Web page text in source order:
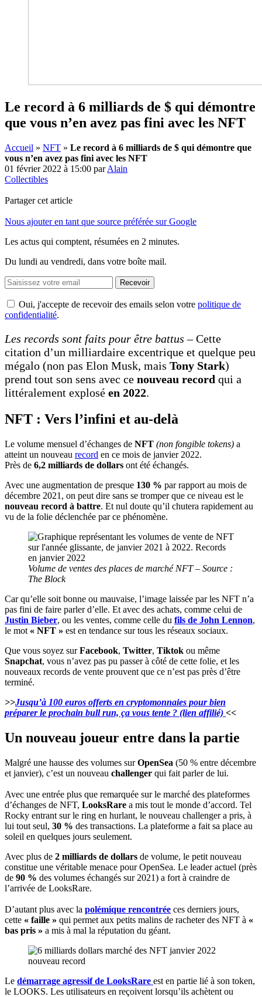
Le record à 6 milliards de $ qui démontre
que vous n’en avez pas fini avec les NFT
Accueil » NFT » Le record à 6 milliards de $ qui démontre que
vous n’en avez pas fini avec les NFT
01 février 2022 à 15:00 parAlain
Collectibles
Partager cet article
Nous ajouter en tant que source préférée sur Google
Les actus qui comptent, résumées en 2 minutes.
Du lundi au vendredi, dans votre boîte mail.
Recevoir
Oui, j'accepte de recevoir des emails selon votre politique de
confidentialité.
Les records sont faits pour être battus – Cette
citation d’un milliardaire excentrique et quelque peu
mégalo (non pas Elon Musk, mais Tony Stark)
prend tout son sens avec ce nouveau record qui a
littéralement explosé en 2022.
NFT : Vers l’infini et au-delà
Le volume mensuel d’échanges de NFT (non fongible tokens) a
atteint un nouveau record en ce mois de janvier 2022.
Près de 6,2 milliards de dollars ont été échangés.
Avec une augmentation de presque 130 % par rapport au mois de
décembre 2021, on peut dire sans se tromper que ce niveau est le
nouveau record à battre. Et nul doute qu’il chutera rapidement au
vu de la folie déclenchée par ce phénomène.
Volume de ventes des places de marché NFT – Source :
The Block
Car qu’elle soit bonne ou mauvaise, l’image laissée par les NFT n’a
pas fini de faire parler d’elle. Et avec des achats, comme celui de
Justin Bieber, ou les ventes, comme celle du fils de John Lennon,
le mot « NFT » est en tendance sur tous les réseaux sociaux.
Que vous soyez surFacebook, Twitter, Tiktok ou même
Snapchat, vous n’avez pas pu passer à côté de cette folie, et les
nouveaux records de vente prouvent que ce n’est pas près d’être
terminé.
>>Jusqu’à 100 euros offerts en cryptomonnaies pour bien
préparer le prochain bull run, ça vous tente ? (lien affilié) <<
Un nouveau joueur entre dans la partie
Malgré une hausse des volumes surOpenSea (50 % entre décembre
et janvier), c’est un nouveau challenger qui fait parler de lui.
Avec une entrée plus que remarquée sur le marché des plateformes
d’échanges de NFT, LooksRare a mis tout le monde d’accord. Tel
Rocky entrant sur le ring en hurlant, le nouveau challenger a pris, à
lui tout seul, 30 % des transactions. La plateforme a fait sa place au
soleil en quelques jours seulement.
Avec plus de 2 milliards de dollars de volume, le petit nouveau
constitue une véritable menace pour OpenSea. Le leader actuel (près
de 90 % des volumes échangés sur 2021) a fort à craindre de
l’arrivée de LooksRare.
D’autant plus avec la polémique rencontrée ces derniers jours,
cette « faille » qui permet aux petits malins de racheter des NFT à «
bas pris » a mis à mal la réputation du géant.
Le démarrage agressif de LooksRare est en partie lié à son token,
le LOOKS. Les utilisateurs en reçoivent lorsqu’ils achètent ou